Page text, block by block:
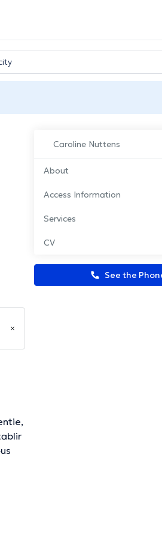
Caroline Nuttens
About
Access Information
Services
CV
See the